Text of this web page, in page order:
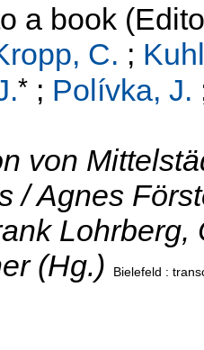
a book
C. ;
* ; Polívka, J.
von
/ Agnes
(Hg.)
Bielefeld :